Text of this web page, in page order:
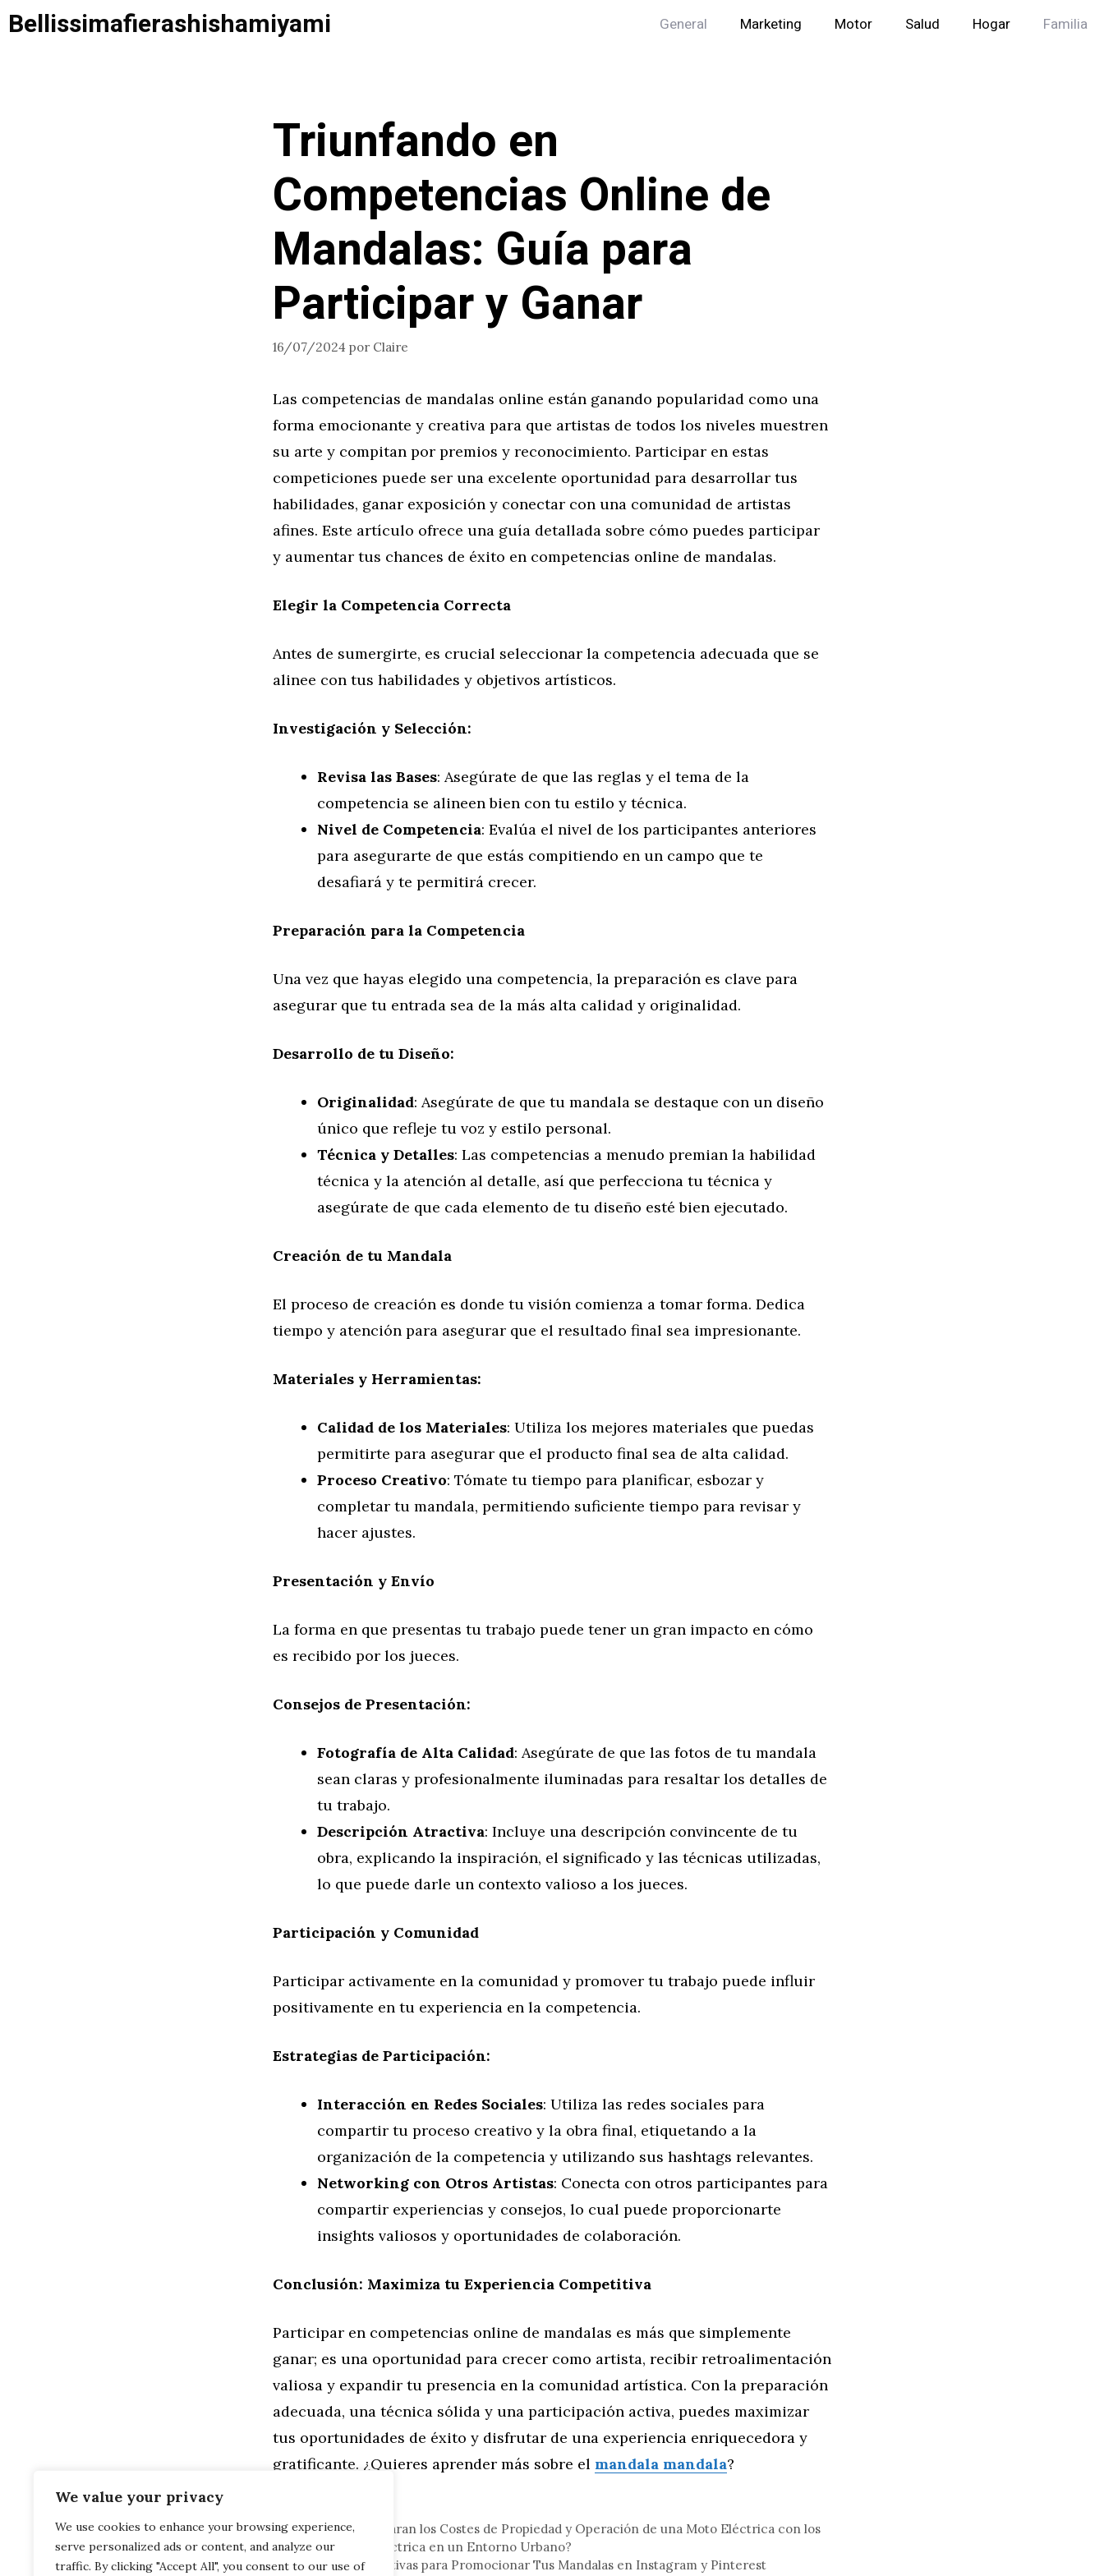
We value your privacy
We use cookies to enhance your browsing experience,
serve personalized ads or content, and analyze our
traffic. By clicking "Accept All", you consent to our use of
Saltar
alBellissimafierashishamiyami General Marketing Motor Salud Hogar Familia
Triunfando en
Competencias Online de
Mandalas: Guía para
Participar y Ganar
16/07/2024 por Claire
Las competencias de mandalas online están ganando popularidad como una
forma emocionante y creativa para que artistas de todos los niveles muestren
su arte y compitan por premios y reconocimiento. Participar en estas
competiciones puede ser una excelente oportunidad para desarrollar tus
habilidades, ganar exposición y conectar con una comunidad de artistas
afines. Este artículo ofrece una guía detallada sobre cómo puedes participar
y aumentar tus chances de éxito en competencias online de mandalas.
Elegir la Competencia Correcta
Antes de sumergirte, es crucial seleccionar la competencia adecuada que se
alinee con tus habilidades y objetivos artísticos.
Investigación y Selección:
Revisa las Bases: Asegúrate de que las reglas y el tema de la
competencia se alineen bien con tu estilo y técnica.
Nivel de Competencia: Evalúa el nivel de los participantes anteriores
para asegurarte de que estás compitiendo en un campo que te
desafiará y te permitirá crecer.
Preparación para la Competencia
Una vez que hayas elegido una competencia, la preparación es clave para
asegurar que tu entrada sea de la más alta calidad y originalidad.
Desarrollo de tu Diseño:
Originalidad: Asegúrate de que tu mandala se destaque con un diseño
único que refleje tu voz y estilo personal.
Técnica y Detalles: Las competencias a menudo premian la habilidad
técnica y la atención al detalle, así que perfecciona tu técnica y
asegúrate de que cada elemento de tu diseño esté bien ejecutado.
Creación de tu Mandala
El proceso de creación es donde tu visión comienza a tomar forma. Dedica
tiempo y atención para asegurar que el resultado final sea impresionante.
Materiales y Herramientas:
Calidad de los Materiales: Utiliza los mejores materiales que puedas
permitirte para asegurar que el producto final sea de alta calidad.
Proceso Creativo: Tómate tu tiempo para planificar, esbozar y
completar tu mandala, permitiendo suficiente tiempo para revisar y
hacer ajustes.
Presentación y Envío
La forma en que presentas tu trabajo puede tener un gran impacto en cómo
es recibido por los jueces.
Consejos de Presentación:
Fotografía de Alta Calidad: Asegúrate de que las fotos de tu mandala
sean claras y profesionalmente iluminadas para resaltar los detalles de
tu trabajo.
Descripción Atractiva: Incluye una descripción convincente de tu
obra, explicando la inspiración, el significado y las técnicas utilizadas,
lo que puede darle un contexto valioso a los jueces.
Participación y Comunidad
Participar activamente en la comunidad y promover tu trabajo puede influir
positivamente en tu experiencia en la competencia.
Estrategias de Participación:
Interacción en Redes Sociales: Utiliza las redes sociales para
compartir tu proceso creativo y la obra final, etiquetando a la
organización de la competencia y utilizando sus hashtags relevantes.
Networking con Otros Artistas: Conecta con otros participantes para
compartir experiencias y consejos, lo cual puede proporcionarte
insights valiosos y oportunidades de colaboración.
Conclusión: Maximiza tu Experiencia Competitiva
Participar en competencias online de mandalas es más que simplemente
ganar; es una oportunidad para crecer como artista, recibir retroalimentación
valiosa y expandir tu presencia en la comunidad artística. Con la preparación
adecuada, una técnica sólida y una participación activa, puedes maximizar
tus oportunidades de éxito y disfrutar de una experiencia enriquecedora y
gratificante. ¿Quieres aprender más sobre el mandala mandala?
¿Cómo se Comparan los Costes de Propiedad y Operación de una Moto Eléctrica con los
de una Bicicleta Eléctrica en un Entorno Urbano?
Estrategias Efectivas para Promocionar Tus Mandalas en Instagram y Pinterest